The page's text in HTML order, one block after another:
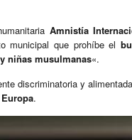
Amnistía
municipal que prohíbe el
niñas musulmanas«.
discriminatoria y
Europa.